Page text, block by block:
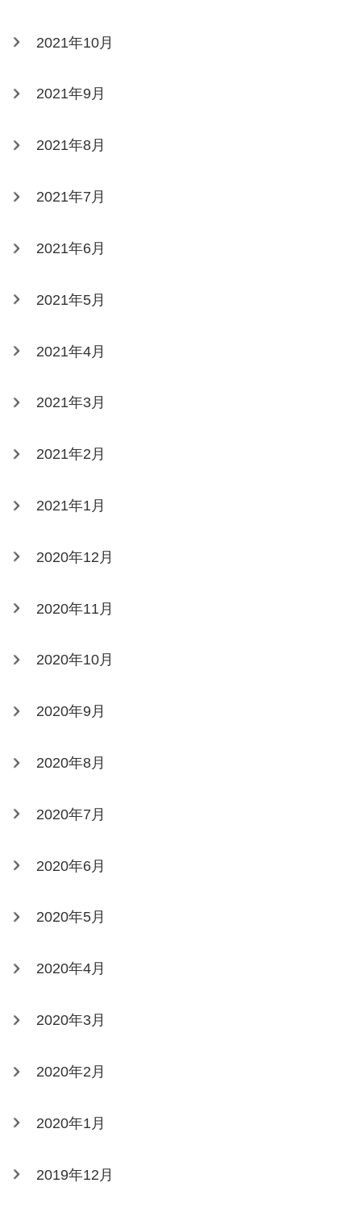
2021年10月
2021年9月
2021年8月
2021年7月
2021年6月
2021年5月
2021年4月
2021年3月
2021年2月
2021年1月
2020年12月
2020年11月
2020年10月
2020年9月
2020年8月
2020年7月
2020年6月
2020年5月
2020年4月
2020年3月
2020年2月
2020年1月
2019年12月